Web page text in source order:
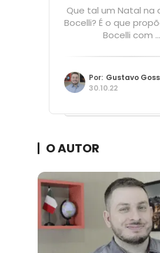
Que tal um Natal na
Bocelli? É o que
Bocelli com ...
Por: Gustavo
30.10.22
O AUTOR